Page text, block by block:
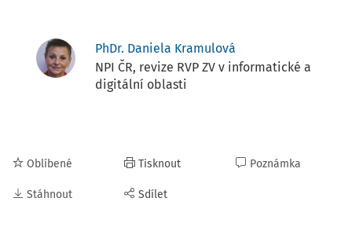
PhDr. Daniela Kramulová
NPI ČR, revize RVP ZV v informatické a
digitální oblasti
Oblíbené
Stáhnout
Tisknout
Sdílet
Poznámka